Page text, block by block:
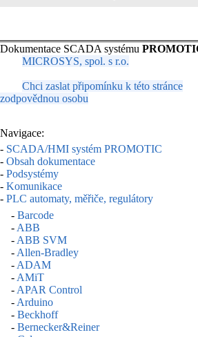
Dokumentace SCADA systému
MICROSYS, spol. s r.o.
Chci zaslat připomínku k této stránce
zodpovědnou osobu
Navigace:
- SCADA/HMI systém PROMOTIC
- Obsah dokumentace
- Podsystémy
- Komunikace
- PLC automaty, měřiče, regulátory
- Barcode
- ABB
- ABB SVM
- Allen-Bradley
- ADAM
- AMiT
- APAR Control
- Arduino
- Beckhoff
- Bernecker&Reiner